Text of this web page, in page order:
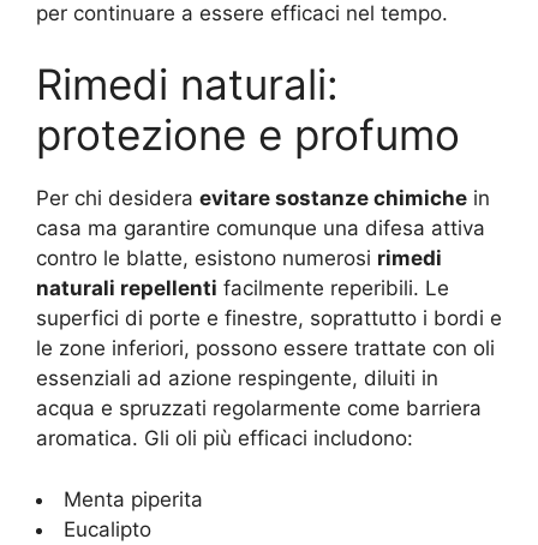
per continuare a essere efficaci nel tempo.
Rimedi naturali:
protezione e profumo
Per chi desidera evitare sostanze chimiche in
casa ma garantire comunque una difesa attiva
contro le blatte, esistono numerosi rimedi
naturali repellenti facilmente reperibili. Le
superfici di porte e finestre, soprattutto i bordi e
le zone inferiori, possono essere trattate con oli
essenziali ad azione respingente, diluiti in
acqua e spruzzati regolarmente come barriera
aromatica. Gli oli più efficaci includono:
Menta piperita
Eucalipto